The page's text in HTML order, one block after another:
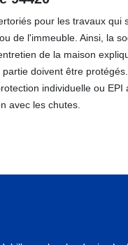
pour les travaux qui
de l'immeuble. Ainsi, la
de la maison
doivent être
individuelle ou EPI
avec les chutes.